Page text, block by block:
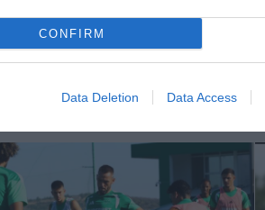
CONFIRM
Data Deletion Data Access
πρόκριση στη Σόφια